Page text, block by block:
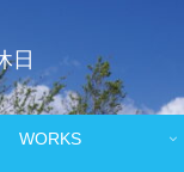
日
WORKS